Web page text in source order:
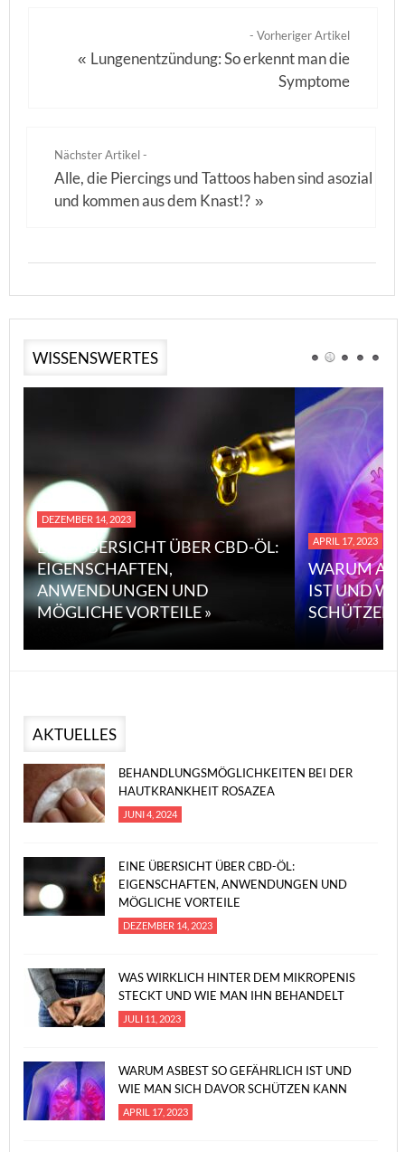
- Vorheriger Artikel
« Lungenentzündung: So erkennt man die
Symptome
Nächster Artikel -
Alle, die Piercings und Tattoos haben sind asozial
und kommen aus dem Knast!? »
WISSENSWERTES
DEZEMBER 14, 2023
EINE ÜBERSICHT ÜBER CBD-ÖL:
EIGENSCHAFTEN,
ANWENDUNGEN UND
MÖGLICHE VORTEILE »
APRIL 17, 2023
WARUM
IST UND
SCHÜTZEN
AKTUELLES
BEHANDLUNGSMÖGLICHKEITEN BEI DER
HAUTKRANKHEIT ROSAZEA
JUNI 4, 2024
EINE ÜBERSICHT ÜBER CBD-ÖL:
EIGENSCHAFTEN, ANWENDUNGEN UND
MÖGLICHE VORTEILE
DEZEMBER 14, 2023
WAS WIRKLICH HINTER DEM MIKROPENIS
STECKT UND WIE MAN IHN BEHANDELT
JULI 11, 2023
WARUM ASBEST SO GEFÄHRLICH IST UND
WIE MAN SICH DAVOR SCHÜTZEN KANN
APRIL 17, 2023